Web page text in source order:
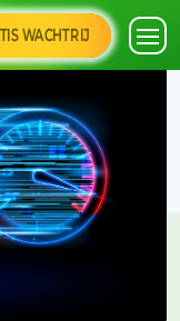
WACHTRIJ